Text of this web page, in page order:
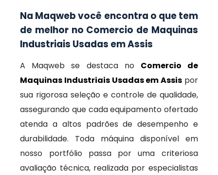
Na Maqweb você encontra o que tem
de melhor no Comercio de Maquinas
Industriais Usadas em Assis
A Maqweb se destaca no Comercio de
Maquinas Industriais Usadas em Assis por
sua rigorosa seleção e controle de qualidade,
assegurando que cada equipamento ofertado
atenda a altos padrões de desempenho e
durabilidade. Toda máquina disponível em
nosso portfólio passa por uma criteriosa
avaliação técnica, realizada por especialistas